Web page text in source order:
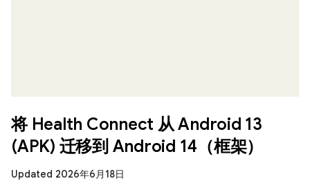
将 Health Connect 从 Android 13
(APK) 迁移到 Android 14（框架）
Updated 2026年6月18日